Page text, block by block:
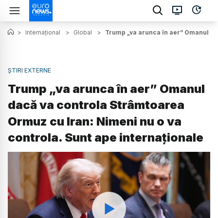
> Internațional > Global > Trump „va arunca în aer” Omanul
ȘTIRI EXTERNE
Trump „va arunca în aer” Omanul
dacă va controla Strâmtoarea
Ormuz cu Iran: Nimeni nu o va
controla. Sunt ape internaționale